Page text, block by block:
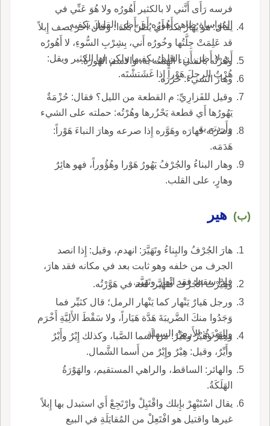
فرسه رَأَى أَنَّني لا بالكثير أَهُورُه ولا هُوَ عَنِّي في
المُواساةِ ظاهر أَهُورُه أَي أَظن القليلَ يكفيه.
يقال: هو يُهارُ بكذا أَي يُظَنّ بكذا؛ وقال آخر يصف إِبلاً
قد عَلِمَتْ جِلَّتُها وخُورُه أَني، بِشِرْبِ السُّوءِ، لا أَهُورُه
أَي لا أَظن أَن القليل يكفيها ولكن لها الكثير ويقل:
هُرْتُ الرجلَ هَوْراً إِذا غَشَتشْتَه.
وهُرْتُه بالشيء اتَّهَمْتُه به، والاسم الهُورَةُ.
وهارَ الشيءَ: حَزَرَه.
وقيل للفَزارِيِّ: م القطعة من الليل؟ فقال: حُزْمَةٌ
يَهُورُها أَي قطعة يَحْزُرها وهُرْتُه: حملته على الشيء
وأَردته به.
وضَرَبَه فَهارَه وهَوَّره إِذا صرعه وهارَ النباءَ هَوْراً:
هَدَمَه.
وهار البناءُ والجُرْفُ يَهُورُ هَوْرا وهُؤُوراً، فهو هائِرٌ
وهارٍ، على القلب.
(ب) هير
هارَ الجُرْفُ والبِناءُ وتَهَيَّرَ: انهدم، وقيل: إِذا انصد
الجرف من خلفه وهو ثابت بعد في مكانه فقد هارَ،
فإِذا سقط فقد انْهار وتَهَيَّر.
وهَيَّرْتُ الجُرْفَ فَتَهَيَّر: لغة في هَوَّرْتُه.
ورجل هَيارٌ يَنْهار كما يَنْهار الرمل؛ قال كثيِّر فما
وَجَدُوا منكَ الضَّريبَةَ هَدَّة هَيَاراً، ولا سَقْطَ الأَلِيَّةِ أَخْرَم
والهَيْرَةُ: الأَرضُ السهلة.
وهِيرٌ وهَيْرٌ وهَيِّرٌ: من أَسما الصَّبا، وكذلك إِيْرٌ وأَيْرٌ
وأَيِّرٌ، وقيل: هِيْرٌ وإِيْرٌ من أَسما الشَّمال.
والهائر: الساقط، والراهي المستقيم، والهَوْرَةُ
الهَلَكَةُ.
يقال اسْتَيْهِرْ بإِبلك واقْتَيِلْ وارْتَجِعْ أَي استبدل بها إِبلاً
غيرها واقتيل هو افْتَعِلْ من المُقايَلَةِ في البيع